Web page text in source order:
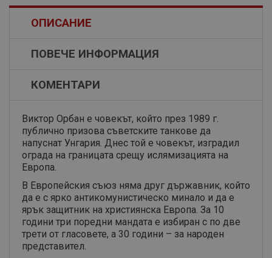
ОПИСАНИЕ
ПОВЕЧЕ ИНФОРМАЦИЯ
КОМЕНТАРИ
Виктор Орбан е човекът, който през 1989 г.
публично призова съветските танкове да
напуснат Унгария. Днес той е човекът, изградил
ограда на границата срещу ислямизацията на
Европа.
В Европейския съюз няма друг държавник, който
да е с ярко антикомунистическо минало и да е
ярък защитник на християнска Европа. За 10
години три поредни мандата е избиран с по две
трети от гласовете, а 30 години – за народен
представител.